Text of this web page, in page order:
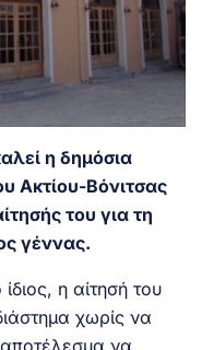
η δημόσια
Ακτίου-Βόνιτσας
του για τη
γέννας.
η αίτησή του
χωρίς να